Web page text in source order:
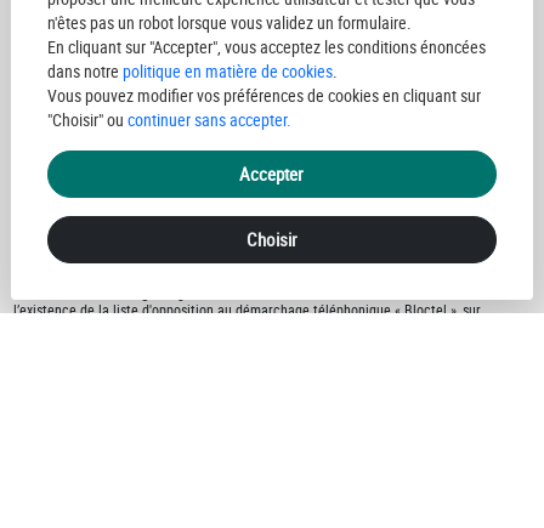
n'êtes pas un robot lorsque vous validez un formulaire.
En cliquant sur "Accepter", vous acceptez les conditions énoncées
dans notre politique en matière de cookies.
Vous pouvez modifier vos préférences de cookies en cliquant sur
"Choisir" ou continuer sans accepter.
Accepter
Choisir
J'ai lu et acceptéla politique de protection des données personnelles
Envoyer votre message
Les informations recueillies sur ce formulaire sont enregistrées dans un fichier
informatisé par EXPERT IMMO pour gérer votre demande de contact. Elles sont
conservées pour la durée nécessaire à la gestion de la relation client dans le respect
des prescriptions légales applicables et sont destinées au responsable de la
publication de ce site : EXPERT IMMO.
Conformément à la loi « informatique et libertés », vous pouvez exercer votre droit
l’existence de la liste d'opposition au démarchage téléphonique « Bloctel », sur